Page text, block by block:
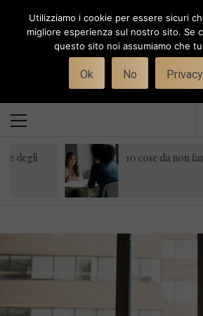
Toggle
WORK-WIFE
Il magazine per le donne che lavorano
Menu
10 cose da non fare il
Utilizziamo i cookie per essere sicuri
migliore esperienza sul nostro sito. Se
questo sito noi assumiamo che
Ok No